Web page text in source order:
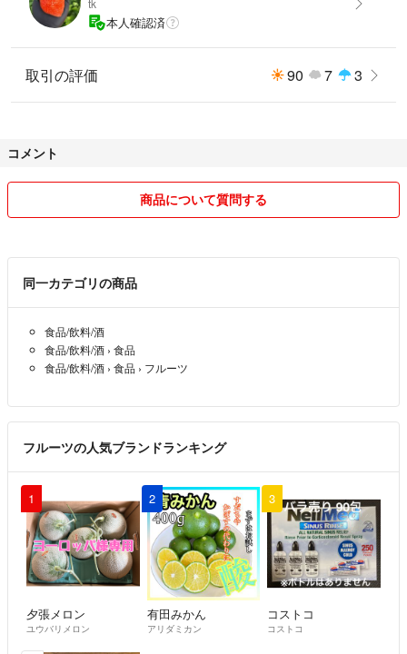
【発送について】
・匿名配送
・常温発送
全国的に気温が高まっています。
品質重視の方は冷蔵便商品をおすすめします。
※いちごは非常にデリケートな果物です。
丁寧に梱包いたしますが、輸送中に擦れ・軽微な潰れが生じます。
【ご注意事項（必ずご確認ください）】
輸送時間の影響により品質変化が起こります。冷蔵便商品をおすすめしま
す。
・常温発送のため11月〜3月限定販売（気候により前後する場合あり）
・気温条件によっては凍結や過熟のリスクがあります
・配送遅延、受取遅れによる品質変化は補償対象外です
tk
本人確認済
取引の評価 90 7 3
コメント
商品について質問する
同一カテゴリの商品
食品/飲料/酒
食品/飲料/酒 › 食品
食品/飲料/酒 › 食品 › フルーツ
フルーツの人気ブランドランキング
1
夕張メロン
ユウバリメロン
2
有田みかん
アリダミカン
3
コストコ
コストコ